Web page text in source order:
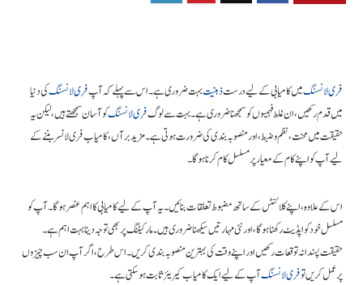
فری لانسنگمیں کامیابی کے لیے درستذہنیتبہت ضروری ہے۔ اس سے پہلے کہ آپفری لانسنگکی دنیا
میں قدم رکھیں، ان غلط فہمیوں کو سمجھنا ضروری ہے۔ بہت سے لوگفری لانسنگکو آسان سمجھتے ہیں، لیکن یہ
حقیقت میں محنت، نظم و ضبط، اور منصوبہ بندی کی ضرورت ہوتی ہے۔ مزید برآں، کامیاب فری لانسر بننے کے
لیے آپ کو اپنے کام کے معیار پر مسلسل کام کرنا ہوگا۔
اس کے علاوہ، اپنے کلائنٹس کے ساتھ مضبوط تعلقات بنائیں۔ یہ آپ کے لیے کامیابی کا اہم عنصر ہوگا۔ آپ کو
مسلسل خود کو اپڈیٹ رکھنا ہوگا، اور نئی مہارتیں سیکھنا ضروری ہیں۔ مارکیٹنگ پر بھی توجہ دینا بہت اہم ہے۔
حقیقت پسندانہ توقعات رکھیں اور اپنے وقت کی بہترین منصوبہ بندی کریں۔ اس طرح، اگر آپ ان سب چیزوں
پر عمل کریں توفری لانسنگآپ کے لیے ایک کامیاب کیریئر ثابت ہو سکتی ہے۔